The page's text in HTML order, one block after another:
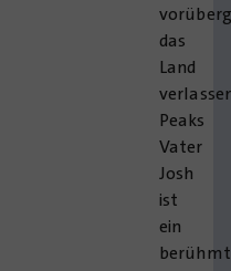
das
Land
Peaks
Vater
Josh
ist
ein